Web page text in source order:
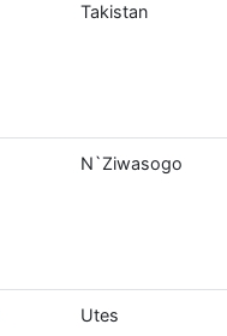
Takistan
N`Ziwasogo
Utes